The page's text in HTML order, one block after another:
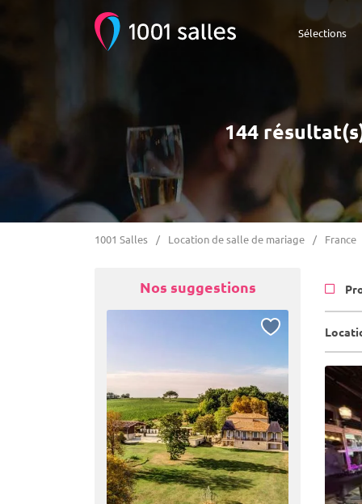
Sélections
144
1001 Salles Location de salle de mariage France
Nos suggestions